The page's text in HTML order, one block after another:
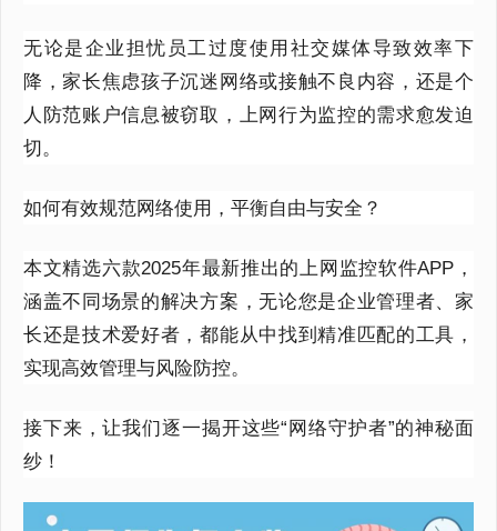
无论是企业担忧员工过度使用社交媒体导致效率下
降，家长焦虑孩子沉迷网络或接触不良内容，还是个
人防范账户信息被窃取，上网行为监控的需求愈发迫
切。
如何有效规范网络使用，平衡自由与安全？
本文精选六款2025年最新推出的上网监控软件APP ，
涵盖不同场景的解决方案，无论您是企业管理者、家
长还是技术爱好者，都能从中找到精准匹配的工具，
实现高效管理与风险防控。
接下来，让我们逐一揭开这些“网络守护者”的神秘面
纱！